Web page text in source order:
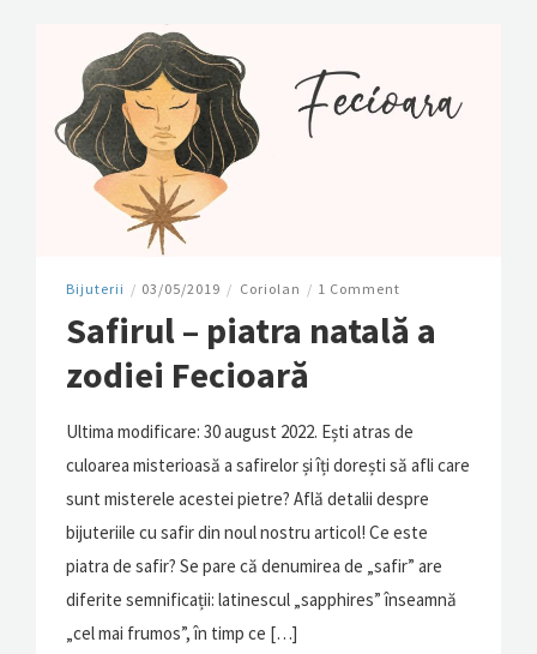
Bijuterii / 03/05/2019 / Coriolan / 1 Comment
Safirul – piatra natală a
zodiei Fecioară
Ultima modificare: 30 august 2022. Ești atras de
culoarea misterioasă a safirelor și îți dorești să afli care
sunt misterele acestei pietre? Află detalii despre
bijuteriile cu safir din noul nostru articol! Ce este
piatra de safir? Se pare că denumirea de „safir” are
diferite semnificații: latinescul „sapphires” înseamnă
„cel mai frumos”, în timp ce […]